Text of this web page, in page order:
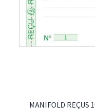
MANIFOLD REÇUS